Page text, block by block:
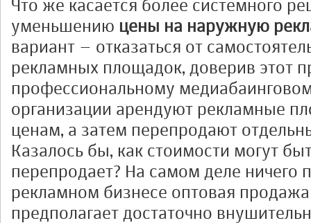
Что же касается более системного
уменьшению цены на наружную
вариант – отказаться от
рекламных площадок, доверив этот
профессиональному
организации арендуют рекламные
ценам, а затем перепродают
Казалось бы, как стоимости могут
перепродает? На самом деле ничего
рекламном бизнесе оптовая
предполагает достаточно